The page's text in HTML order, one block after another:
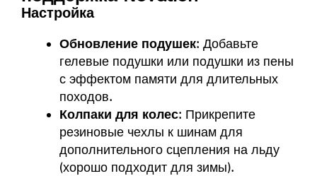
Настройка
Обновление подушек: Добавьте
гелевые подушки или подушки из пены
с эффектом памяти для длительных
походов.
Колпаки для колес: Прикрепите
резиновые чехлы к шинам для
дополнительного сцепления на льду
(хорошо подходит для зимы).